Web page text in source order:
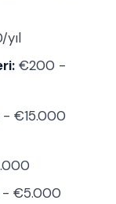
€200 -
€15.000
€5.000